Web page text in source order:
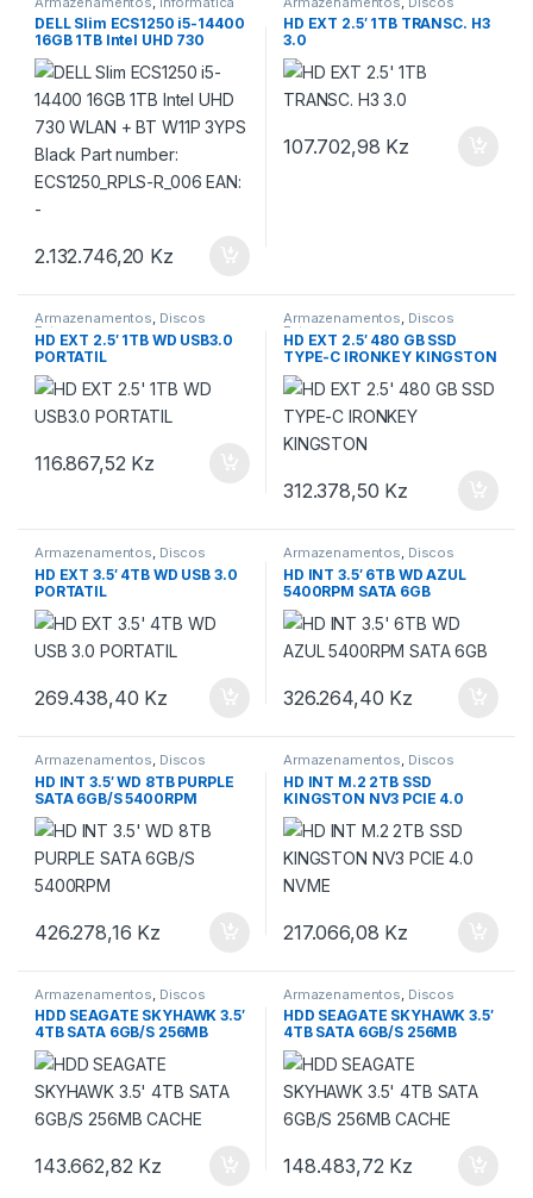
DELL Slim ECS1250 i5-14400
16GB 1TB Intel UHD 730
WLAN + BT W11P 3YPS Black
Part number: ECS1250_RPLS-
R_006 EAN: –
2.132.746,20 Kz
Externos
HD EXT 2.5′ 1TB TRANSC. H3
3.0
107.702,98 Kz
Armazenamentos, Discos
Externos
HD EXT 2.5′ 1TB WD USB3.0
PORTATIL
116.867,52 Kz
Armazenamentos, Discos
Externos
HD EXT 2.5′ 480 GB SSD
TYPE-C IRONKEY KINGSTON
312.378,50 Kz
Armazenamentos, Discos
Externos
HD EXT 3.5′ 4TB WD USB 3.0
PORTATIL
269.438,40 Kz
Armazenamentos, Discos
Internos
HD INT 3.5′ 6TB WD AZUL
5400RPM SATA 6GB
326.264,40 Kz
Armazenamentos, Discos
Internos
HD INT 3.5′ WD 8TB PURPLE
SATA 6GB/S 5400RPM
426.278,16 Kz
Armazenamentos, Discos
Internos
HD INT M.2 2TB SSD
KINGSTON NV3 PCIE 4.0
NVME
217.066,08 Kz
Armazenamentos Discos
Internos
HDD SEAGATE SKYHAWK 3.5′
4TB SATA 6GB/S 256MB
CACHE
143.662,82 Kz
Armazenamentos Discos
Internos
HDD SEAGATE SKYHAWK 3.5′
4TB SATA 6GB/S 256MB
CACHE
148.483,72 Kz